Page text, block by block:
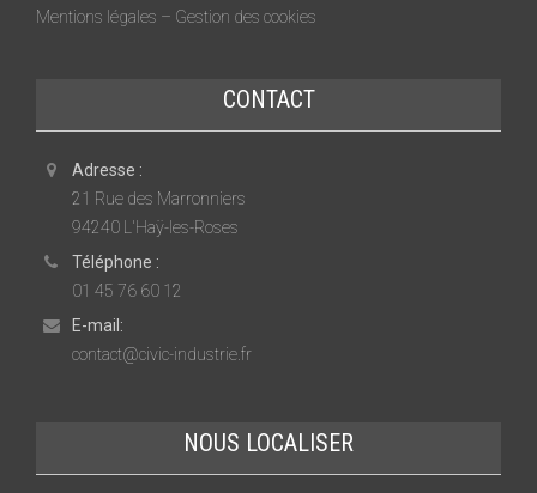
Mentions légales – Gestion des cookies
CONTACT
Adresse :
21 Rue des Marronniers
94240 L'Haÿ-les-Roses
Téléphone :
01 45 76 60 12
E-mail:
contact@civic-industrie.fr
NOUS LOCALISER